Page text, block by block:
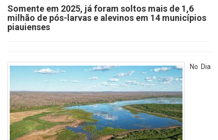
Somente em 2025, já foram soltos mais de 1,6
milhão de pós-larvas e alevinos em 14 municípios
piauienses
No Dia